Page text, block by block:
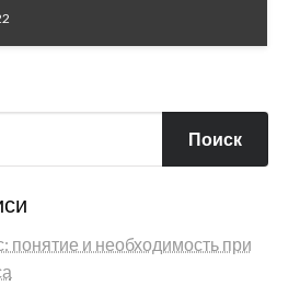
Поиск
понятие и необходимость при